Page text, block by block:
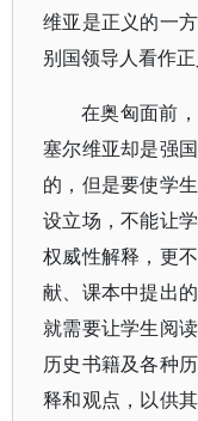
维亚是正义的一
别国领导人看作正
在奥匈面前
塞尔维亚却是强
的，但是要使学
设立场，不能让
权威性解释，更
献、课本中提出
就需要让学生阅
历史书籍及各种
释和观点，以供